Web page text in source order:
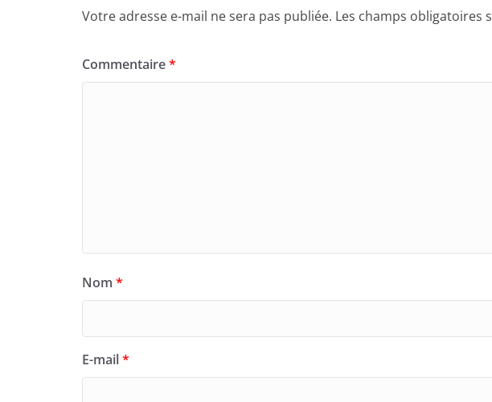
Votre adresse e-mail ne sera pas publiée. Les champs obligatoires
Commentaire*
Nom *
E-mail*